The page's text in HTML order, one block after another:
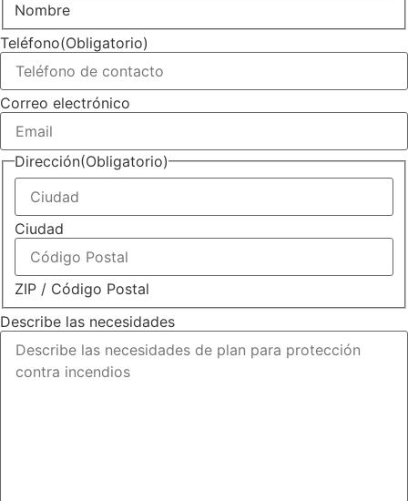
Nombre
Teléfono(Obligatorio)
Correo electrónico
Dirección(Obligatorio)
Ciudad
ZIP / Código Postal
Describe las necesidades